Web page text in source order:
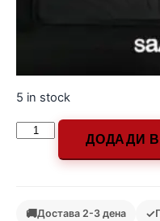
5 in stock
ДОДАДИ
🚚Достава 2-3 дена ✓